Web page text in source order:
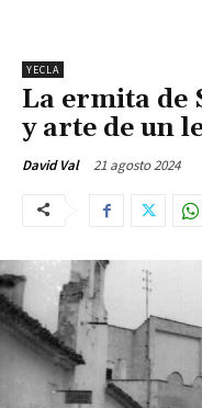
YECLA
La ermita de
y arte de un
David Val 21 agosto 2024